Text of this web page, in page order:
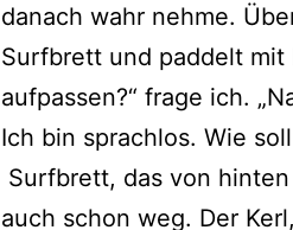
danach wahr nehme.
Surfbrett und paddelt mit
aufpassen?“ frage ich.
Ich bin sprachlos. Wie
Surfbrett, das von
auch schon weg. Der